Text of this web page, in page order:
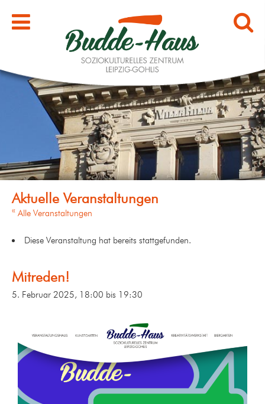
« Alle Veranstaltungen
Diese Veranstaltung hat bereits stattgefunden.
Mitreden!
5. Februar 2025, 18:00 bis 19:30